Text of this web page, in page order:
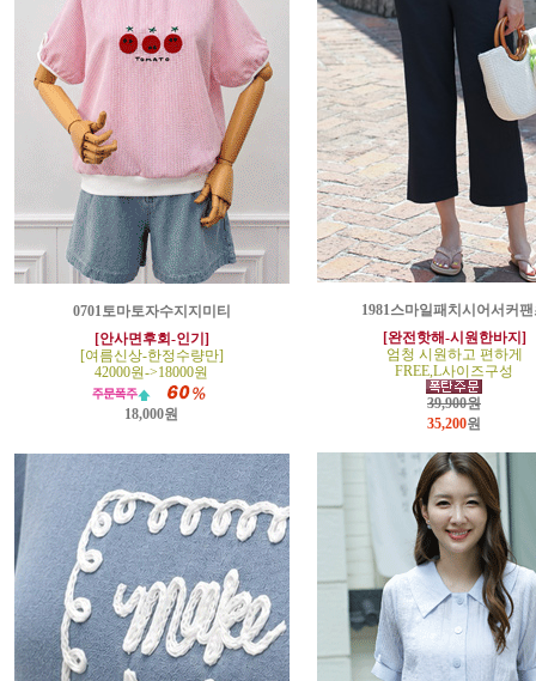
0701토마토자수지지미티
[안사면후회-인기]
[여름신상-한정수량만]
42000원->18000원
18,000원
1981스마일패치시어서커팬
[완전핫해-시원한바지]
엄청 시원하고 편하게
FREE,L사이즈구성
39,900원
35,200원